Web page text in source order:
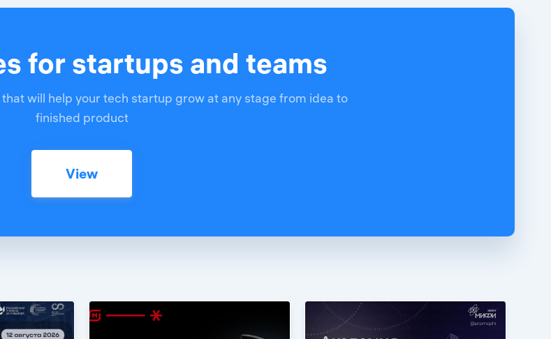
for startups and teams
will help your tech startup grow at any stage from idea to
finished product
View